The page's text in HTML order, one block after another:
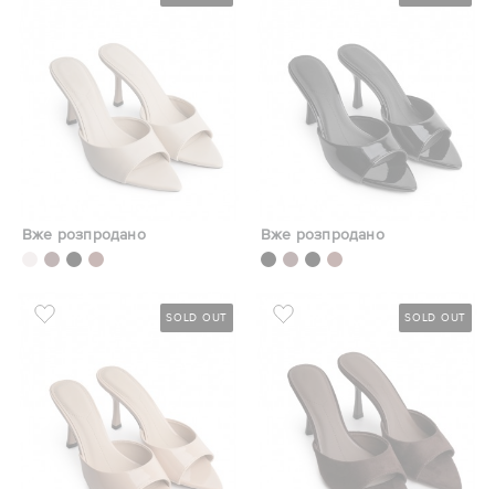
Вже розпродано Вже розпродано
SOLD OUT SOLD OUT